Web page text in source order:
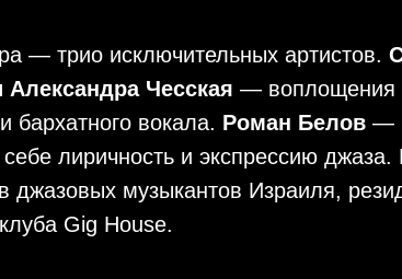
— трио исключительных артистов.
Александра Чесская — воплощения
бархатного вокала. Роман Белов —
лиричность и экспрессию джаза.
джазовых музыкантов Израиля,
Gig House.